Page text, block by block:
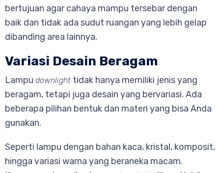
bertujuan agar cahaya mampu tersebar dengan
baik dan tidak ada sudut ruangan yang lebih gelap
dibanding area lainnya.
Variasi Desain Beragam
Lampu downlight tidak hanya memiliki jenis yang
beragam, tetapi juga desain yang bervariasi. Ada
beberapa pilihan bentuk dan materi yang bisa Anda
gunakan.
Seperti lampu dengan bahan kaca, kristal, komposit,
hingga variasi warna yang beraneka macam.